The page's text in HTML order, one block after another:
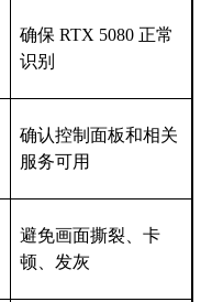
确保 RTX 5080 正常
识别
确认控制面板和相关
服务可用
避免画面撕裂、卡
顿、发灰